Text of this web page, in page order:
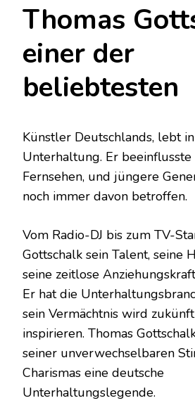
Thomas
einer der
beliebtesten
Künstler Deutschlands, lebt
Unterhaltung. Er beeinflusste
Fernsehen, und jüngere
noch immer davon betroffen.
Vom Radio-DJ bis zum TV-
Gottschalk sein Talent, seine
seine zeitlose
Er hat die
sein Vermächtnis wird
inspirieren. Thomas
seiner unverwechselbaren
Charismas eine deutsche
Unterhaltungslegende.